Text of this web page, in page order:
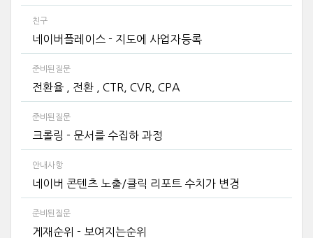
친구
네이버플레이스 - 지도에 사업자등록
준비된질문
전환율 , 전환 , CTR, CVR, CPA
준비된질문
크롤링 - 문서를 수집하 과정
안내사항
네이버 콘텐츠 노출/클릭 리포트 수치가 변경
준비된질문
게재순위 - 보여지는순위